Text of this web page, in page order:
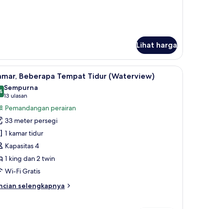
Lihat harga
kebun | Seprai premium, minibar, brankas, dan meja kerja
Kamar, Beberapa Tempat Tidur (Waterview)
7 Beberapa Tempat Tidur (Waterview)
dari 10
Sempurna
13 ulasan
(13
ulasan)
Pemandangan perairan
33 meter persegi
1 kamar tidur
Kapasitas 4
1 king dan 2 twin
Wi-Fi Gratis
selengkapnya